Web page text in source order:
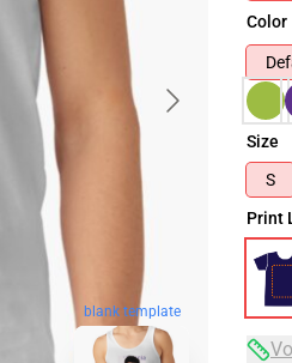
blank template
Color
Size
S
Print